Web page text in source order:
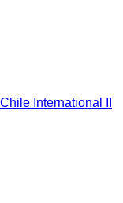
Chile International II